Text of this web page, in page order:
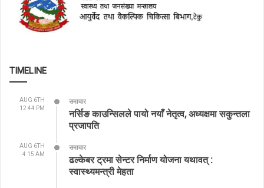
TIMELINE
AUG 6TH
12:44 PM
समाचार
नर्सिङ काउन्सिलले पायो नयाँ नेतृत्व, अध्यक्षमा सकुन्तला
प्रजापति
AUG 6TH
4:15 AM
समाचार
ढल्केबर ट्रमा सेन्टर निर्माण योजना यथावत् :
स्वास्थ्यमन्त्री मेहता